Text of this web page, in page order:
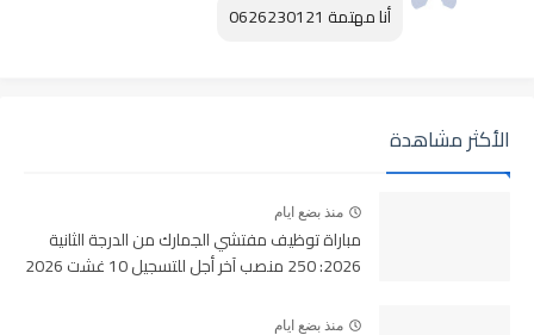
أنا مهتمة 0626230121
الأكثر مشاهدة
منذ بضع ايام
مباراة توظيف مفتشي الجمارك من الدرجة الثانية
2026: 250 منصب آخر أجل للتسجيل 10 غشت 2026
منذ بضع ايام